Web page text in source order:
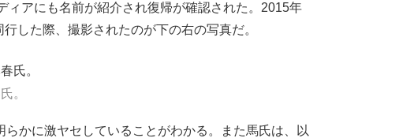
ィアにも名前が紹介され復帰が確認された。2015年
した際、撮影されたのが下の右の写真だ。
。
かに激ヤセしていることがわかる。また馬氏は、以